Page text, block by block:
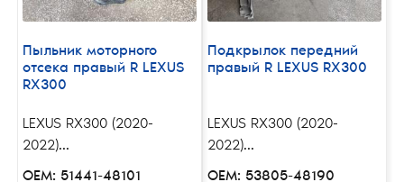
Пыльник моторного
отсека правый R LEXUS
RX300
LEXUS RX300 (2020-
2022)...
OEM: 51441-48101
Подкрылок передний
правый R LEXUS RX300
LEXUS RX300 (2020-
2022)...
OEM: 53805-48190